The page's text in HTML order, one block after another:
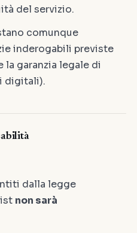
del servizio.
comunque
inderogabili previste
garanzia legale di
digitali).
dalla legge
non sarà